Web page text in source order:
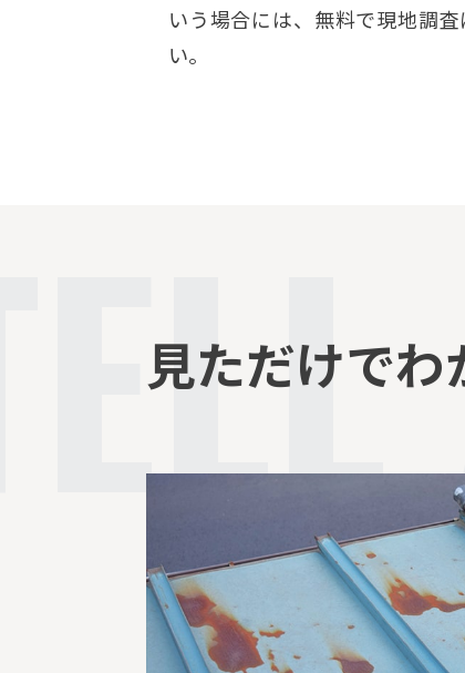
いう場合には、無料で現地調
い。
見ただけで